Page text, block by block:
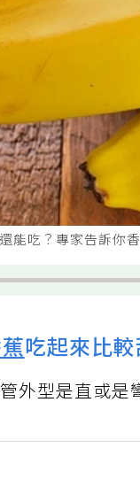
能吃？專家告訴你
吃起來比
外型是直或是